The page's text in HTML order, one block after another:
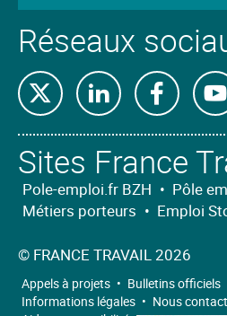
Réseaux
Retrouvez-
nous
sur
X
Retrouvez-
nous
sur
Linkedin
nous
sur
Sites France
Pole-emploi.fr BZH • Pôle
Métiers porteurs • Emploi
© FRANCE TRAVAIL 2026
Appels à projets • Bulletins officiels
Informations légales • Nous